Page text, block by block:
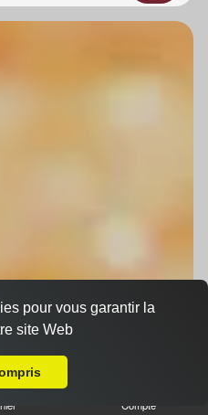
Compte
pour vous garantir la
site Web